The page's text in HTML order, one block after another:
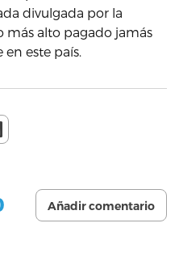
divulgada por la
más alto pagado jamás
este país.
Añadir comentario